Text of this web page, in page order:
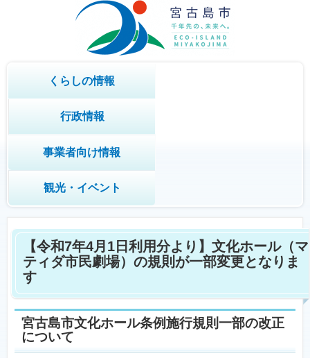
くらしの情報
行政情報
事業者向け情報
観光・イベント
【令和7年4月1日利用分より】文化ホール（マ
ティダ市民劇場）の規則が一部変更となりま
す
宮古島市文化ホール条例施行規則一部の改正
について